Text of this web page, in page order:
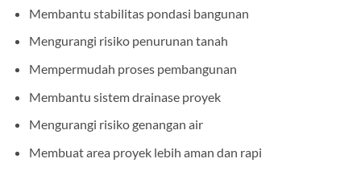
Membantu stabilitas pondasi bangunan
Mengurangi risiko penurunan tanah
Mempermudah proses pembangunan
Membantu sistem drainase proyek
Mengurangi risiko genangan air
Membuat area proyek lebih aman dan rapi